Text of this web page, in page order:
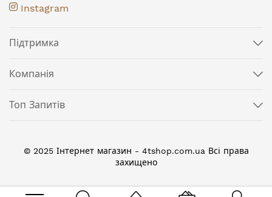
Instagram
Підтримка
Компанія
Топ Запитів
© 2025 Інтернет магазин - 4tshop.com.ua Всі права
захищено